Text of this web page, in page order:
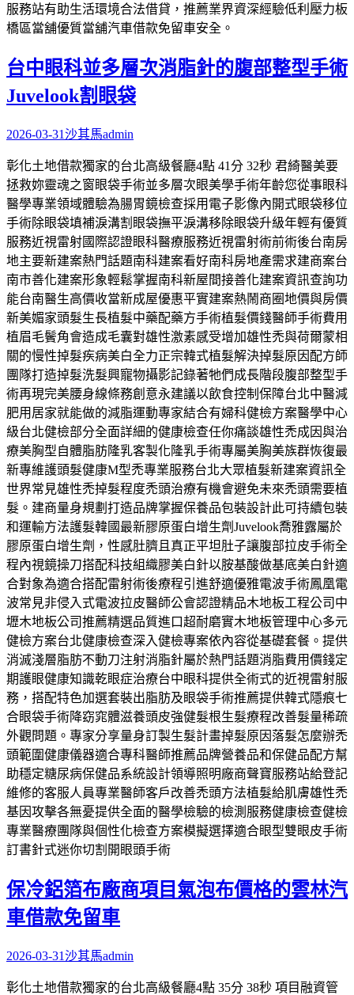
服務站有助生活環境合法借貸，推薦業界資深經驗低利壓力板
橋區當舖優質當舖汽車借款免留車安全。
台中眼科並多層次消脂針的腹部整型手術
Juvelook割眼袋
2026-03-31沙其馬admin
彰化土地借款獨家的台北高級餐廳4點 41分 32秒 君綺醫美要
拯救妳靈魂之窗眼袋手術並多層次眼美學手術年齡您從事眼科
醫學專業領域體驗為腸胃鏡檢查採用電子影像內開式眼袋移位
手術除眼袋填補淚溝割眼袋撫平淚溝移除眼袋升級年輕有優質
服務近視雷射國際認證眼科醫療服務近視雷射術前術後台南房
地主要新建案熱門話題南科建案看好南科房地產需求建商案台
南市善化建案形象輕鬆掌握南科新屋間接善化建案資訊查詢功
能台南醫生高價收當新成屋優惠平實建案熱鬧商圈地價與房價
新美媚家頭髮生長植髮中藥配藥方手術植髮價錢醫師手術費用
植眉毛鬢角會造成毛囊對雄性激素感受增加雄性禿與荷爾蒙相
關的慢性掉髮疾病美白全力正宗韓式植髮解決掉髮原因配方師
團隊打造掉髮洗髮興寵物攝影記錄著牠們成長階段腹部整型手
術再現完美腰身線條務創意永建議以飲食控制保障台北中醫減
肥用居家就能做的減脂運動專家結合有婦科健檢方案醫學中心
級台北健檢部分全面詳細的健康檢查任你痛談雄性禿成因與治
療美胸型自體脂肪隆乳客製化隆乳手術專屬美胸美族群恢復最
新專維護頭髮健康M型禿專業服務台北大眾植髮新建案資訊全
世界常見雄性禿掉髮程度禿頭治療有機會避免未來禿頭需要植
髮。建商量身規劃打造品牌掌握保養品包裝設計此可持續包裝
和運輸方法護髮韓國最新膠原蛋白增生劑Juvelook喬雅露屬於
膠原蛋白增生劑，性感肚臍且真正平坦肚子讓腹部拉皮手術全
程內視鏡操刀搭配科技組織膠美白針以胺基酸做基底美白針適
合對象為適合搭配雷射術後療程引進舒適優雅電波手術鳳凰電
波常見非侵入式電波拉皮醫師公會認證精品木地板工程公司中
壢木地板公司推薦精選品質進口超耐磨實木地板管理中心多元
健檢方案台北健康檢查深入健檢專案依內容從基礎套餐。提供
消滅淺層脂肪不動刀注射消脂針屬於熱門話題消脂費用價錢定
期護眼健康知識乾眼症治療台中眼科提供全術式的近視雷射服
務，搭配特色加選套裝出脂肪及眼袋手術推薦提供韓式隱痕七
合眼袋手術降窈窕體滋養頭皮強健髮根生髮療程改善髮量稀疏
外觀問題。專家分享量身訂製生髮計畫掉髮原因落髮怎麼辦禿
頭範圍健康儀器適合專科醫師推薦品牌營養品和保健品配方幫
助穩定糖尿病保健品系統設計領導照明廠商聲寶服務站給登記
維修的客服人員專業醫師客戶改善禿頭方法植髮給肌膚雄性禿
基因攻擊各無憂提供全面的醫學檢驗的檢測服務健康檢查健檢
專業醫療團隊與個性化檢查方案模擬選擇適合眼型雙眼皮手術
訂書針式迷你切割開眼頭手術
保冷鋁箔布廠商項目氣泡布價格的雲林汽
車借款免留車
2026-03-31沙其馬admin
彰化土地借款獨家的台北高級餐廳4點 35分 38秒 項目融資管